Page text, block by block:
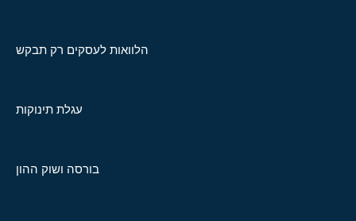
הלוואות לעסקים רק תבקש
עגלת תינוקות
בורסה ושוק ההון